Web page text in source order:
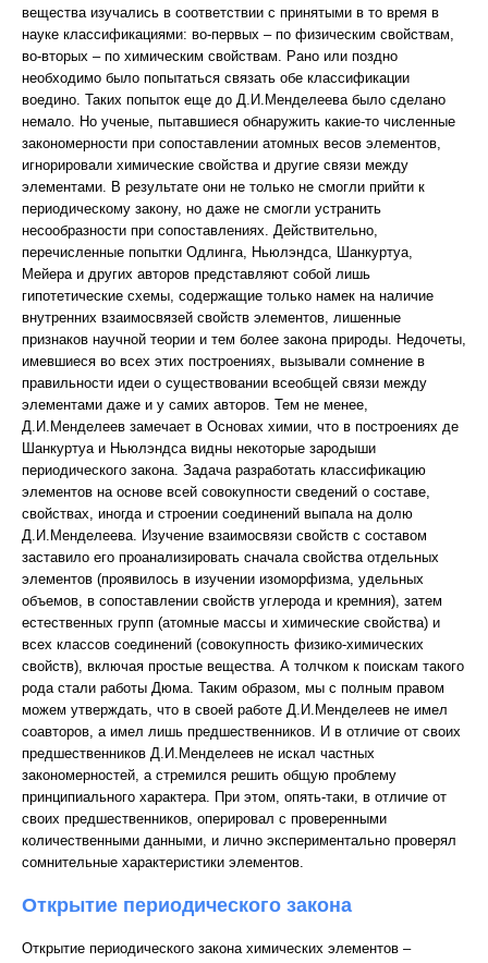
вещества изучались в соответствии с принятыми в то время в
науке классификациями: во-первых – по физическим свойствам,
во-вторых – по химическим свойствам. Рано или поздно
необходимо было попытаться связать обе классификации
воедино. Таких попыток еще до Д.И.Менделеева было сделано
немало. Но ученые, пытавшиеся обнаружить какие-то численные
закономерности при сопоставлении атомных весов элементов,
игнорировали химические свойства и другие связи между
элементами. В результате они не только не смогли прийти к
периодическому закону, но даже не смогли устранить
несообразности при сопоставлениях. Действительно,
перечисленные попытки Одлинга, Ньюлэндса, Шанкуртуа,
Мейера и других авторов представляют собой лишь
гипотетические схемы, содержащие только намек на наличие
внутренних взаимосвязей свойств элементов, лишенные
признаков научной теории и тем более закона природы. Недочеты,
имевшиеся во всех этих построениях, вызывали сомнение в
правильности идеи о существовании всеобщей связи между
элементами даже и у самих авторов. Тем не менее,
Д.И.Менделеев замечает в Основах химии, что в построениях де
Шанкуртуа и Ньюлэндса видны некоторые зародыши
периодического закона. Задача разработать классификацию
элементов на основе всей совокупности сведений о составе,
свойствах, иногда и строении соединений выпала на долю
Д.И.Менделеева. Изучение взаимосвязи свойств с составом
заставило его проанализировать сначала свойства отдельных
элементов (проявилось в изучении изоморфизма, удельных
объемов, в сопоставлении свойств углерода и кремния), затем
естественных групп (атомные массы и химические свойства) и
всех классов соединений (совокупность физико-химических
свойств), включая простые вещества. А толчком к поискам такого
рода стали работы Дюма. Таким образом, мы с полным правом
можем утверждать, что в своей работе Д.И.Менделеев не имел
соавторов, а имел лишь предшественников. И в отличие от своих
предшественников Д.И.Менделеев не искал частных
закономерностей, а стремился решить общую проблему
принципиального характера. При этом, опять-таки, в отличие от
своих предшественников, оперировал с проверенными
количественными данными, и лично экспериментально проверял
сомнительные характеристики элементов.
Открытие периодического закона
Открытие периодического закона химических элементов –